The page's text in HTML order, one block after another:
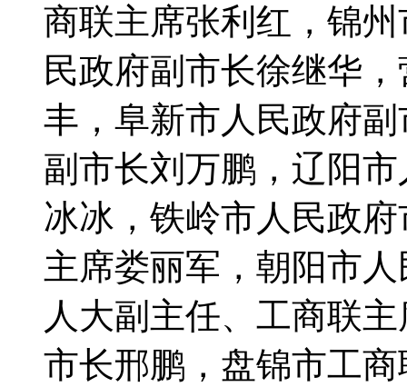
商联主席张利红，锦
民政府副市长徐继华
丰，阜新市人民政府
副市长刘万鹏，辽阳
冰冰，铁岭市人民政
主席娄丽军，朝阳市
人大副主任、工商联
市长邢鹏，盘锦市工